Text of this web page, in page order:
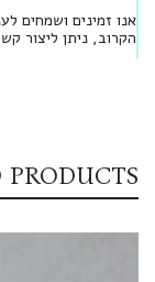
אנו זמינים ושמחים
הקרוב, ניתן ליצור